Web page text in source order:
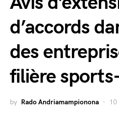
d’accords
des
filière
by Rado Andriamampionona 10